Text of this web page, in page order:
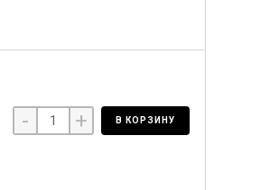
- + В КОРЗИНУ